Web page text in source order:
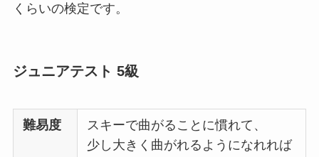
くらいの検定です。
ジュニアテスト 5級
難易度
スキーで曲がることに慣れて、
少し大きく曲がれるようになれれば